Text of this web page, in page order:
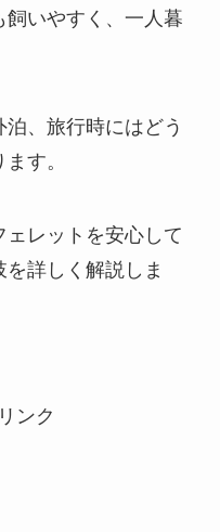
飼いやすく、一人暮
、旅行時にはどう
す。
レットを安心して
詳しく解説しま
ンク